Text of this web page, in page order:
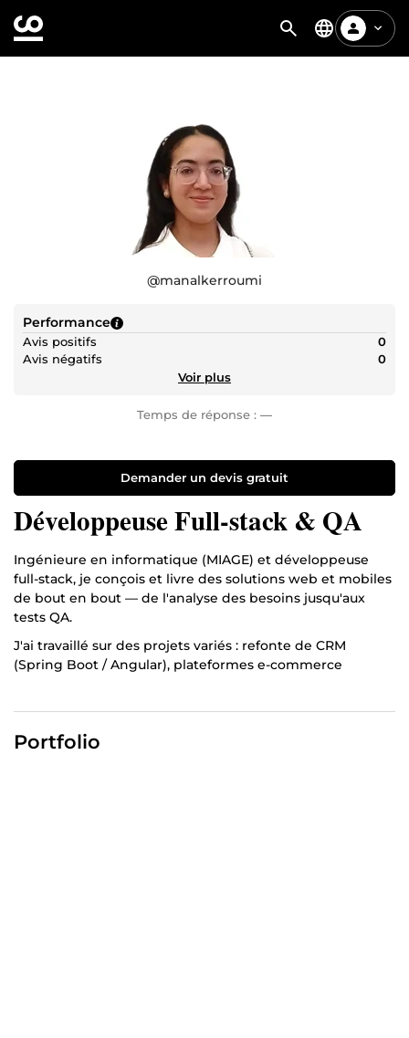
@manalkerroumi
Performance
Avis positifs
0
Avis négatifs
0
Voir plus
Temps de réponse : —
Demander un devis gratuit
Développeuse Full-stack & QA
Ingénieure en informatique (MIAGE) et développeuse
full-stack, je conçois et livre des solutions web et mobiles
de bout en bout — de l'analyse des besoins jusqu'aux
tests QA.
J'ai travaillé sur des projets variés : refonte de CRM
(Spring Boot / Angular), plateformes e-commerce
particulière pour la qualité du code et les bonnes
Portfolio